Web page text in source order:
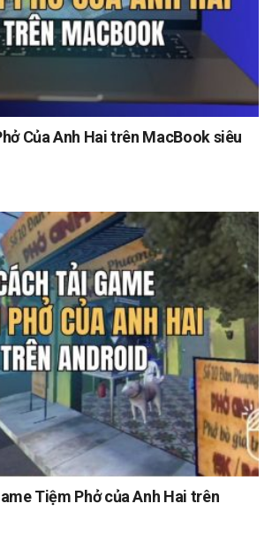
Của Anh Hai trên MacBook siêu
Tiệm Phở của Anh Hai trên